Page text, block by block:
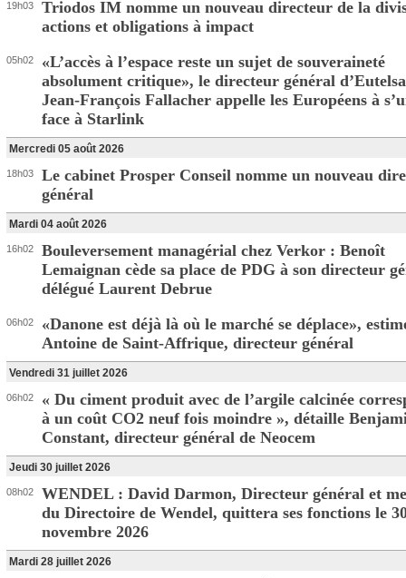
19h03
Triodos IM nomme un nouveau directeur de la
actions et obligations à impact
05h02
«L’accès à l’espace reste un sujet de souveraineté
absolument critique», le directeur général
Jean-François Fallacher appelle les Européens à
face à Starlink
Mercredi 05 août 2026
18h03
Le cabinet Prosper Conseil nomme un nouveau
général
Mardi 04 août 2026
16h02
Bouleversement managérial chez Verkor : Benoît
Lemaignan cède sa place de PDG à son directeur
délégué Laurent Debrue
06h02
«Danone est déjà là où le marché se déplace»,
Antoine de Saint-Affrique, directeur général
Vendredi 31 juillet 2026
06h02
« Du ciment produit avec de l’argile calcinée
à un coût CO2 neuf fois moindre », détaille
Constant, directeur général de Neocem
Jeudi 30 juillet 2026
08h02
WENDEL : David Darmon, Directeur général et
du Directoire de Wendel, quittera ses fonctions le
novembre 2026
Mardi 28 juillet 2026